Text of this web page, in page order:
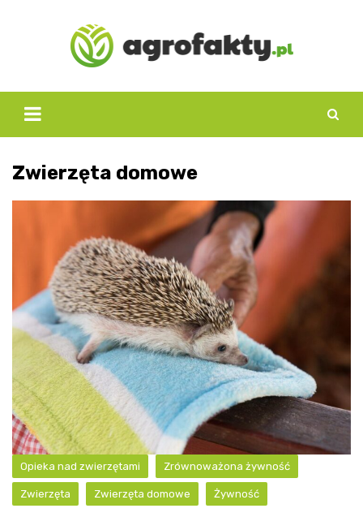
Zwierzęta domowe
Opieka nad zwierzętami Zrównoważona żywność
Zwierzęta Zwierzęta domowe Żywność